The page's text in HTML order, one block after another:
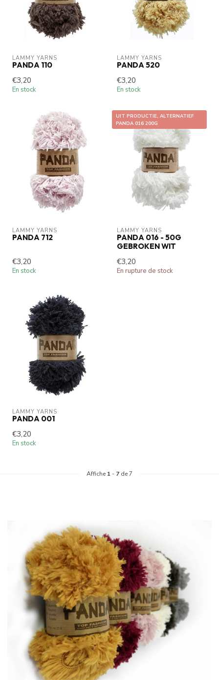
LAMMY YARNS
PANDA 110
€3,20
En stock
LAMMY YARNS
PANDA 520
€3,20
En stock
LAMMY YARNS
PANDA 712
€3,20
En stock
UIT PRODUCTIE, ALTERNATIEF
PANDA 016 200G
LAMMY YARNS
PANDA 016 - 50G
GEBROKEN WIT
€3,20
En rupture de stock
LAMMY YARNS
PANDA 001
€3,20
En stock
Affiche 1 - 7 de 7